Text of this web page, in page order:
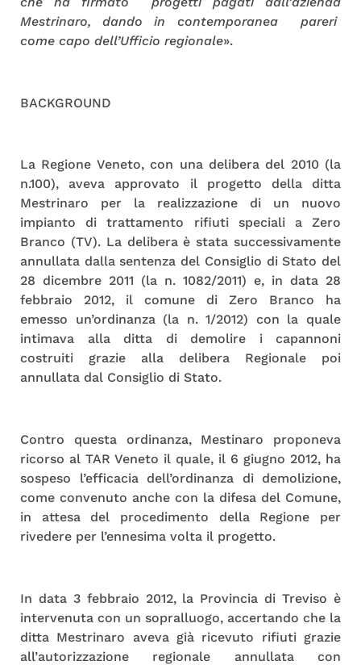
Mestrinaro, dando in contemporanea pareri
come capo dell’Ufficio regionale».
BACKGROUND
La Regione Veneto, con una delibera del 2010 (la
n.100), aveva approvato il progetto della ditta
Mestrinaro per la realizzazione di un nuovo
impianto di trattamento rifiuti speciali a Zero
Branco (TV). La delibera è stata successivamente
annullata dalla sentenza del Consiglio di Stato del
28 dicembre 2011 (la n. 1082/2011) e, in data 28
febbraio 2012, il comune di Zero Branco ha
emesso un’ordinanza (la n. 1/2012) con la quale
intimava alla ditta di demolire i capannoni
costruiti grazie alla delibera Regionale poi
annullata dal Consiglio di Stato.
Contro questa ordinanza, Mestinaro proponeva
ricorso al TAR Veneto il quale, il 6 giugno 2012, ha
sospeso l’efficacia dell’ordinanza di demolizione,
come convenuto anche con la difesa del Comune,
in attesa del procedimento della Regione per
rivedere per l’ennesima volta il progetto.
In data 3 febbraio 2012, la Provincia di Treviso è
intervenuta con un sopralluogo, accertando che la
ditta Mestrinaro aveva già ricevuto rifiuti grazie
all’autorizzazione regionale annullata con